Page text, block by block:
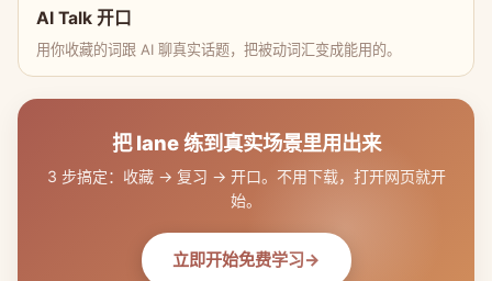
AI Talk 开口
用你收藏的词跟 AI 聊真实话题，把被动词汇变成能用的。
把 lane 练到真实场景里用出来
3 步搞定：收藏 → 复习 → 开口。不用下载，打开网页就开
始。
立即开始免费学习